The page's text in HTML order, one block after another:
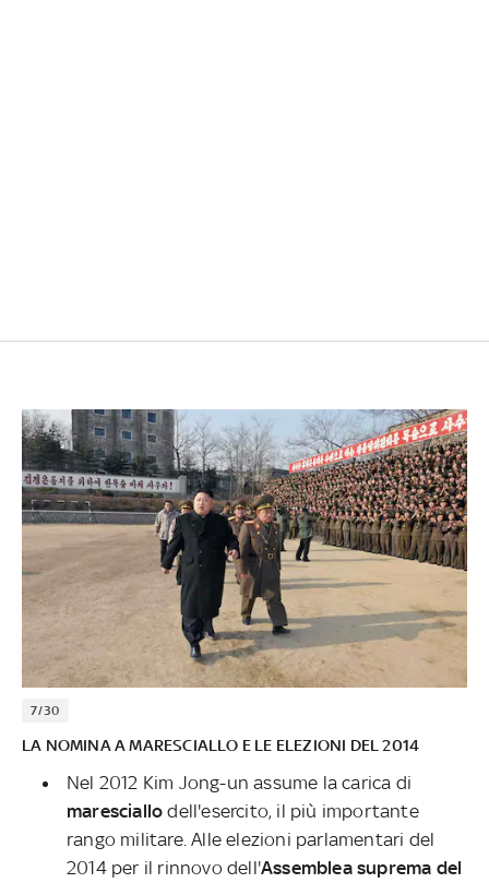
7/30
LA NOMINA A MARESCIALLO E LE ELEZIONI DEL 2014
Nel 2012 Kim Jong-un assume la carica di
maresciallo dell'esercito, il più importante
rango militare. Alle elezioni parlamentari del
2014 per il rinnovo dell'Assemblea suprema del